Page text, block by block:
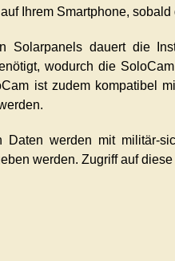
Ihrem Smartphone,
Solarpanels dauert die
wodurch die
ist zudem kompatibel
Daten werden mit militär-
werden. Zugriff auf